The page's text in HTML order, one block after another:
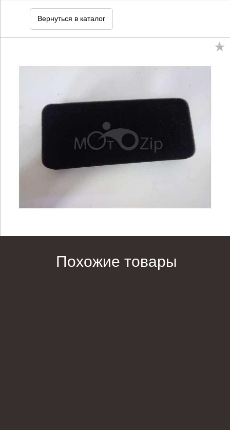
Вернуться в каталог
Похожие товары